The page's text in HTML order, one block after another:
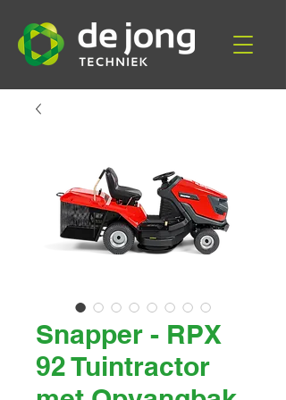
Snapper - RPX
92 Tuintractor